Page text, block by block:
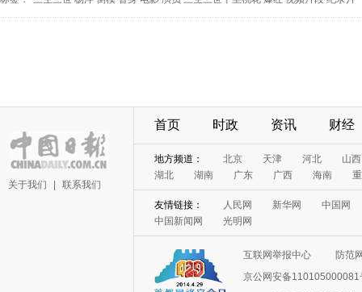
关于我们 联系我们
首页 时政 资讯 财经
地方频道： 北京 天津 河北
山西
湖北
湖南 广东 广西 海南
友情链接： 人民网 新华网
中国网
中国新闻网
光明网
互联网举报中心
防范
京公网安备110105000081